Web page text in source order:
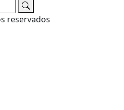
reservados